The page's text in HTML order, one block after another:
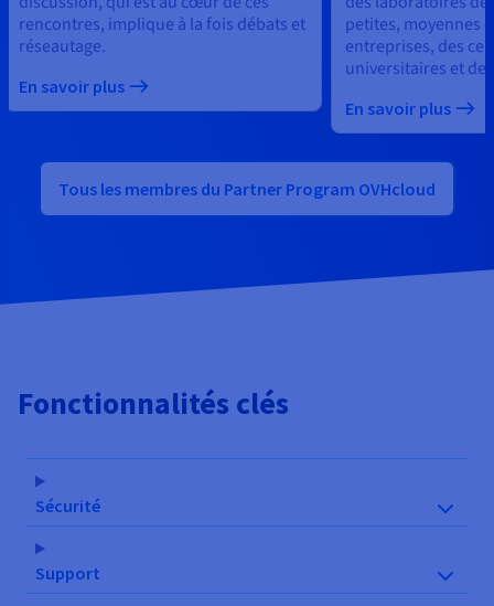
rencontres, implique à la fois débats et
réseautage.
En savoir plus
petites, moyennes
entreprises, des
universitaires et
En savoir plus
Tous les membres du Partner Program OVHcloud
Fonctionnalités clés
Sécurité
Support